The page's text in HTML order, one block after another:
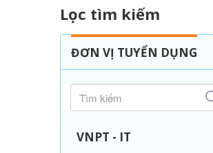
Lọc tìm kiếm
ĐƠN VỊ TUYỂN DỤNG
VNPT - IT